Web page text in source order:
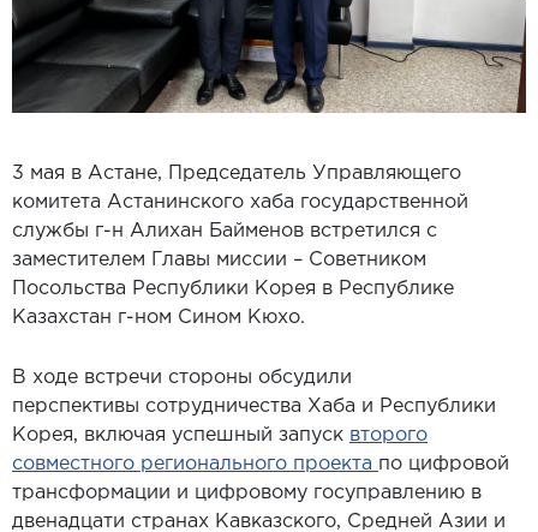
3 мая в Астане, Председатель Управляющего
комитета Астанинского хаба государственной
службы г-н Алихан Байменов встретился с
заместителем Главы миссии – Советником
Посольства Республики Корея в Республике
Казахстан г-ном Сином Кюхо.
В ходе встречи стороны обсудили
перспективы сотрудничества Хаба и Республики
Корея, включая успешный запуск второго
совместного регионального проекта по цифровой
трансформации и цифровому госуправлению в
двенадцати странах Кавказского, Средней Азии и